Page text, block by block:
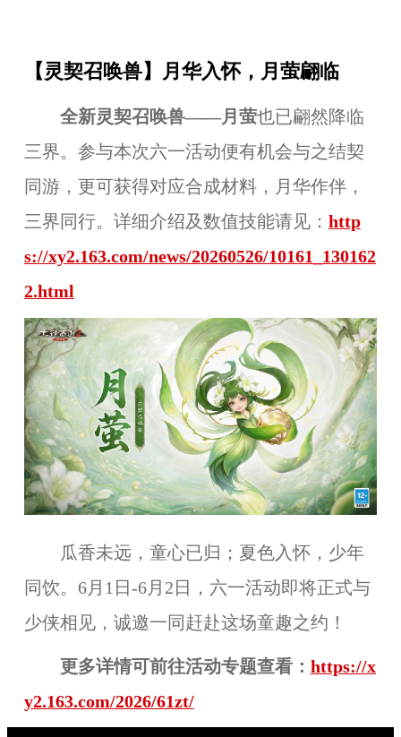
【灵契召唤兽】月华入怀，月萤翩临
全新灵契召唤兽——月萤也已翩然降临
三界。参与本次六一活动便有机会与之结契
同游，更可获得对应合成材料，月华作伴，
三界同行。详细介绍及数值技能请见： http
s://xy2.163.com/news/20260526/10161_130162
2.html
瓜香未远，童心已归；夏色入怀，少年
同饮。6月1日-6月2日，六一活动即将正式与
少侠相见，诚邀一同赶赴这场童趣之约！
更多详情可前往活动专题查看： https://x
y2.163.com/2026/61zt/